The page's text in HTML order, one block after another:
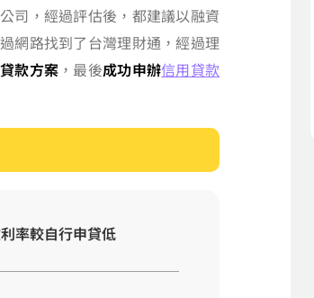
司，經過評估後，都建議以融資
網路找到了台灣理財通，經過理
款方案 ，最後成功申辦信用貸款
率較自行申貸低